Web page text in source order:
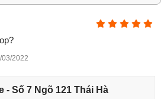
03/2022
- Số 7 Ngõ 121 Thái Hà